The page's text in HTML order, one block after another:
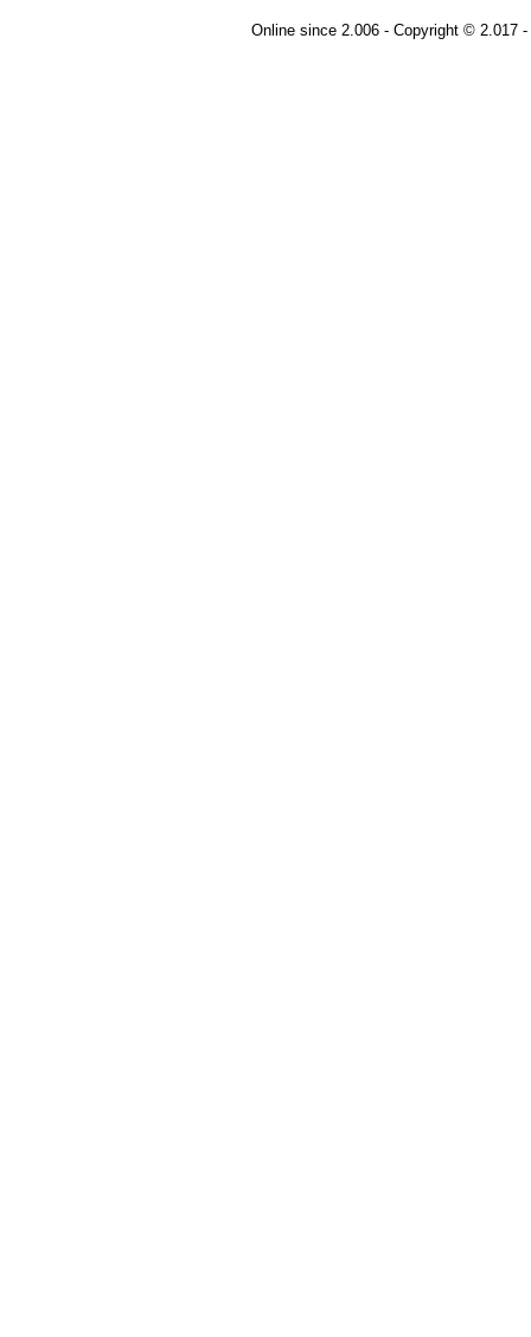
Online since 2.006 - Copyright © 2.017